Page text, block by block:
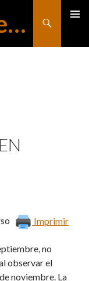
Julián Schvindlerman
Imprimir
no
observar el
noviembre. La